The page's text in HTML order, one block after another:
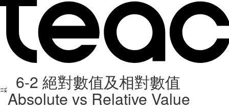
6-2 絕對數值及相對數值
Absolute vs Relative Value